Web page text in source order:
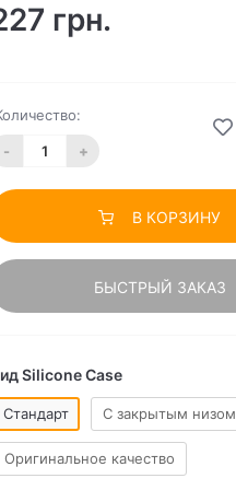
грн.
- +
В КОРЗИНУ
БЫСТРЫЙ ЗАКАЗ
Silicone Case
Стандарт C закрытым низом
Оригинальное качество